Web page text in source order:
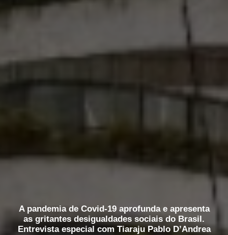
A pandemia de Covid-19 aprofunda e apresenta
as gritantes desigualdades sociais do Brasil.
Entrevista especial com Tiaraju Pablo D’Andrea